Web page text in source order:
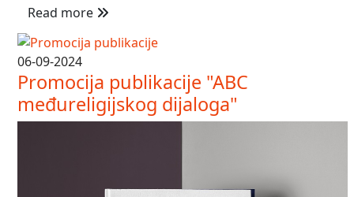
Read more
06-09-2024
Promocija publikacije "ABC
međureligijskog dijaloga"